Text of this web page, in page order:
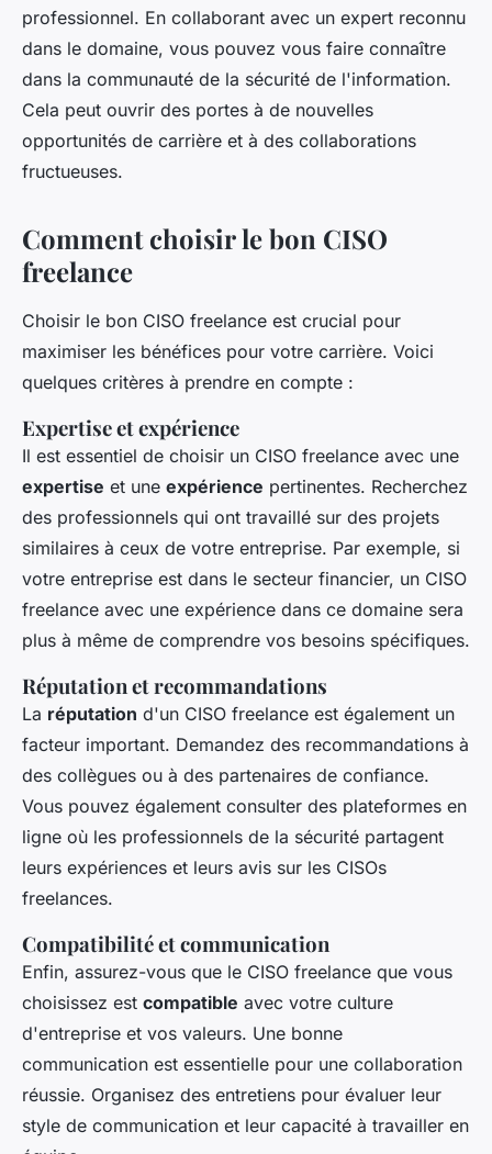
professionnel. En collaborant avec un expert reconnu
dans le domaine, vous pouvez vous faire connaître
dans la communauté de la sécurité de l'information.
Cela peut ouvrir des portes à de nouvelles
opportunités de carrière et à des collaborations
fructueuses.
Comment choisir le bon CISO
freelance
Choisir le bon CISO freelance est crucial pour
maximiser les bénéfices pour votre carrière. Voici
quelques critères à prendre en compte :
Expertise et expérience
Il est essentiel de choisir un CISO freelance avec une
expertise et une expérience pertinentes. Recherchez
des professionnels qui ont travaillé sur des projets
similaires à ceux de votre entreprise. Par exemple, si
votre entreprise est dans le secteur financier, un CISO
freelance avec une expérience dans ce domaine sera
plus à même de comprendre vos besoins spécifiques.
Réputation et recommandations
La réputation d'un CISO freelance est également un
facteur important. Demandez des recommandations à
des collègues ou à des partenaires de confiance.
Vous pouvez également consulter des plateformes en
ligne où les professionnels de la sécurité partagent
leurs expériences et leurs avis sur les CISOs
freelances.
Compatibilité et communication
Enfin, assurez-vous que le CISO freelance que vous
choisissez est compatible avec votre culture
d'entreprise et vos valeurs. Une bonne
communication est essentielle pour une collaboration
réussie. Organisez des entretiens pour évaluer leur
style de communication et leur capacité à travailler en